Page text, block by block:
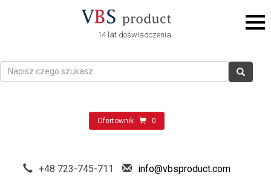
14 lat doświadczenia
Ofertownik 0
+48 723-745-711 info@vbsproduct.com